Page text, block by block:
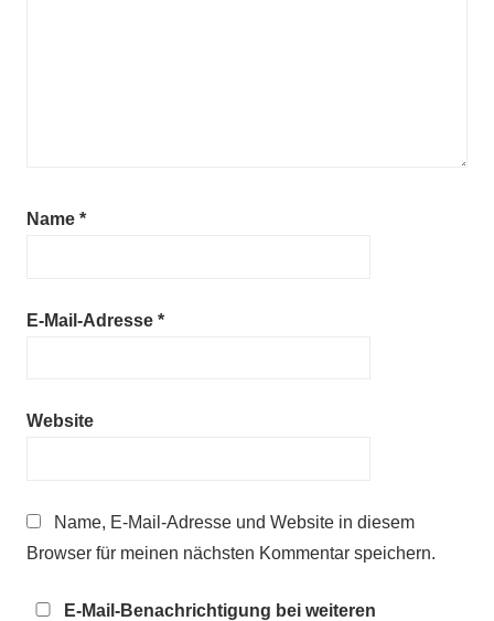
Name *
E-Mail-Adresse *
Website
Name, E-Mail-Adresse und Website in diesem
Browser für meinen nächsten Kommentar speichern.
E-Mail-Benachrichtigung bei weiteren